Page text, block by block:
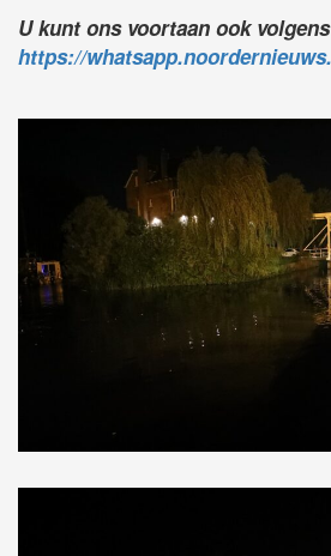
U kunt ons voortaan ook
https://